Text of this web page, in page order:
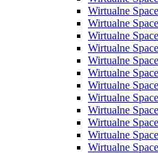
Wirtualne
Wirtualne
Wirtualne
Wirtualne
Wirtualne
Wirtualne
Wirtualne
Wirtualne
Wirtualne
Wirtualne
Wirtualne
Wirtualne